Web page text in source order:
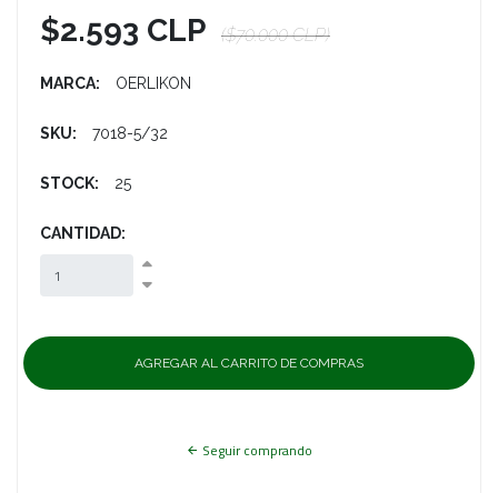
$2.593 CLP ($70.000 CLP)
MARCA: OERLIKON
SKU: 7018-5/32
STOCK: 25
CANTIDAD:
Seguir comprando